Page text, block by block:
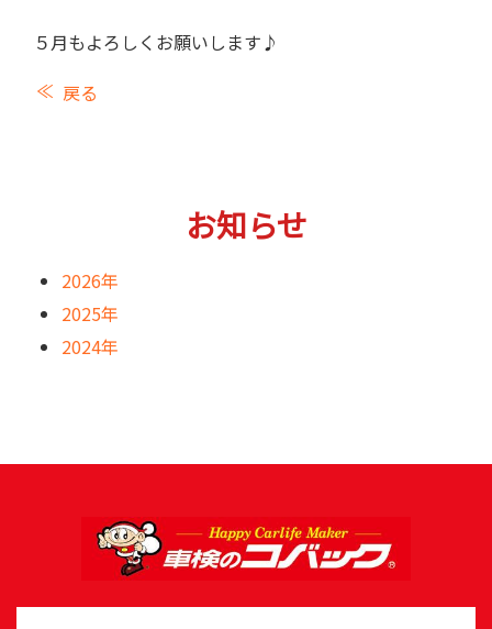
５月もよろしくお願いします♪
戻る
お知らせ
2026年
2025年
2024年